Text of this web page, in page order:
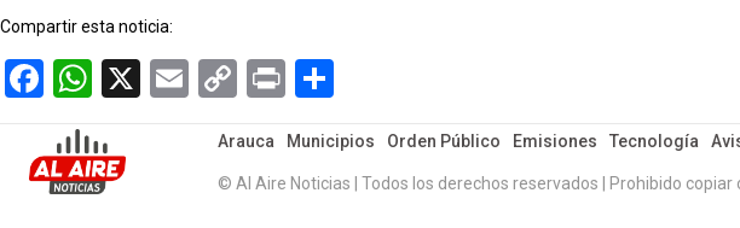
Compartir esta noticia:
Facebook
WhatsApp
X EmailCopy
Print
Arauca Municipios Orden Público Emisiones Tecnología
© Al Aire Noticias | Todos los derechos reservados | Prohibido